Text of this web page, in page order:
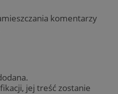
komentarzy
jej treść zostanie